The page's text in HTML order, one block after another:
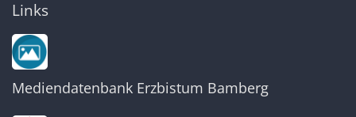
Links
Mediendatenbank Erzbistum Bamberg